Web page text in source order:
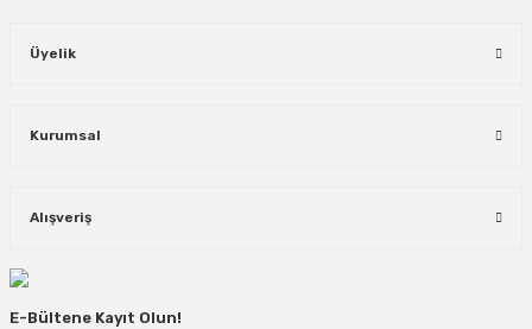
Üyelik
Kurumsal
Alışveriş
E-Bültene Kayıt Olun!